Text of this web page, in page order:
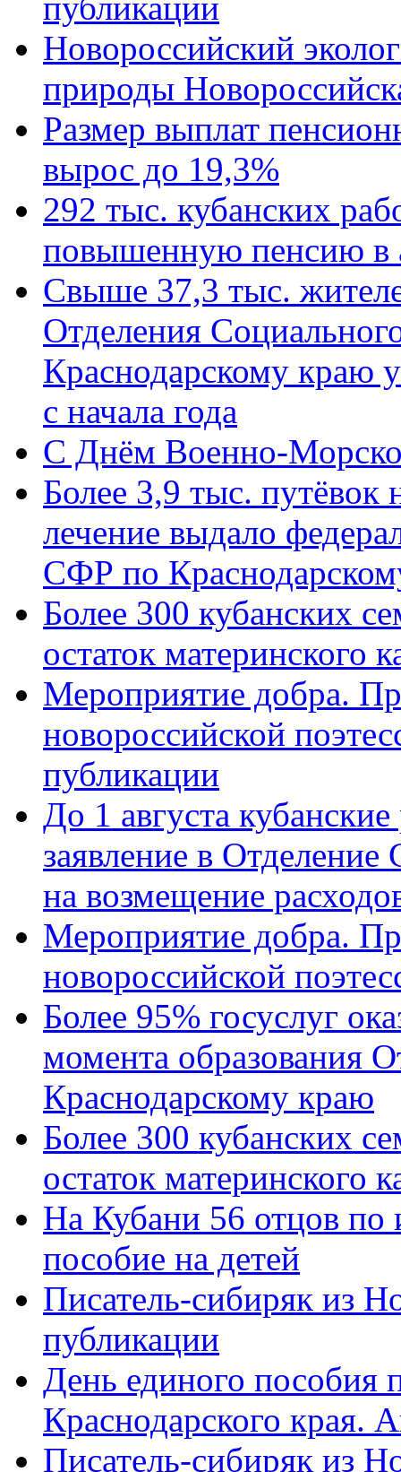
Новороссийский
природы
Размер выплат
вырос до 19,3%
292 тыс. кубанских
повышенную пенсию в
Свыше 37,3 тыс.
Отделения
Краснодарскому краю
с начала года
C Днём Военно-
Более 3,9 тыс. путёвок
лечение выдало
СФР по
Более 300 кубанских
остаток материнского
Мероприятие добра.
новороссийской
публикации
До 1 августа
заявление в
на возмещение
Мероприятие добра.
новороссийской
Более 95% госуслуг
момента образования
Краснодарскому краю
Более 300 кубанских
остаток материнского
На Кубани 56 отцов по
пособие на детей
Писатель-сибиряк из
публикации
День единого пособия
Краснодарского края.
Писатель-сибиряк из